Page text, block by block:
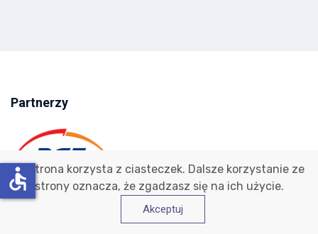
Ta strona korzysta z ciasteczek. Dalsze korzystanie ze
strony oznacza, że zgadzasz się na ich użycie.
Akceptuj
Partnerzy
accessible